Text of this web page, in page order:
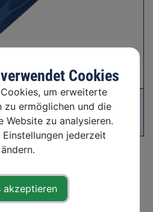
schnelles, sauberes und
Cookies
um erweiterte
zu ermöglichen und die
Website zu analysieren.
Einstellungen jederzeit
ändern.
akzeptieren